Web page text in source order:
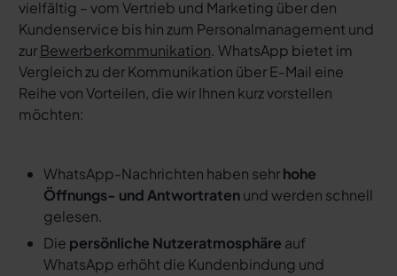
vielfältig – vom Vertrieb und Marketing über den
Kundenservice bis hin zum Personalmanagement und
zurBewerberkommunikation. WhatsApp bietet im
Vergleich zu der Kommunikation über E-Mail eine
Reihe von Vorteilen, die wir Ihnen kurz vorstellen
möchten:
WhatsApp-Nachrichten haben sehrhohe
Öffnungs- und Antwortratenund werden schnell
gelesen.
Die persönliche Nutzeratmosphäre auf
WhatsApp erhöht die Kundenbindung und